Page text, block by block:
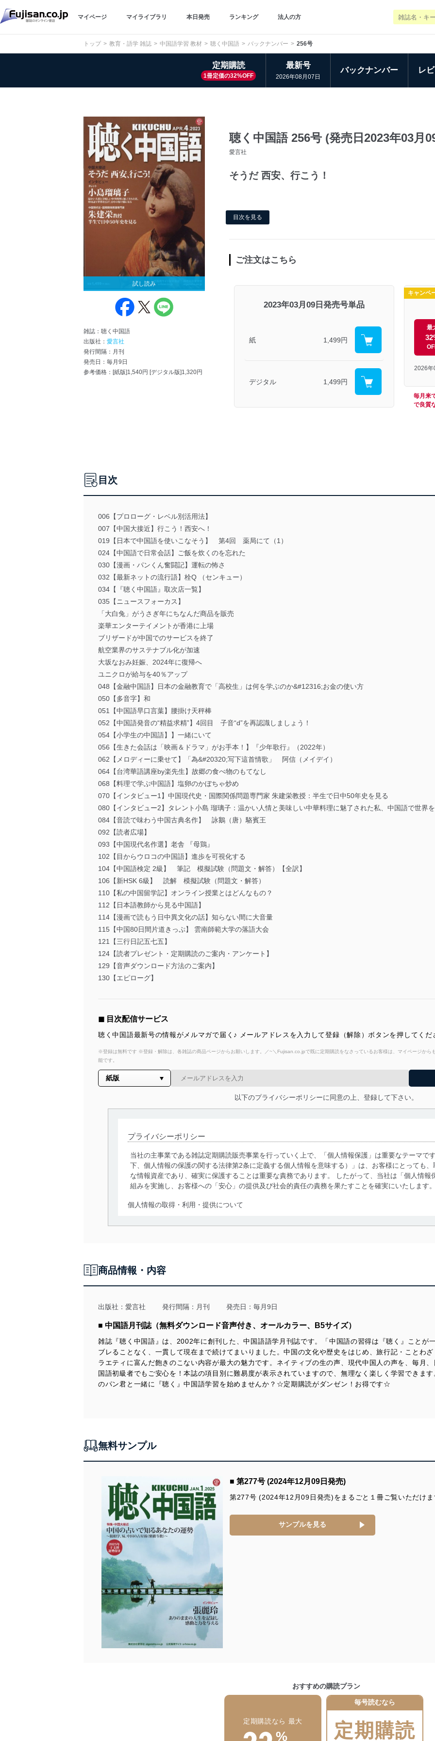
マイページ マイライブラリ 本日発売 ランキング 法人の方
トップ 教育・語学 雑誌 中国語学習 教材 聴く中国語 バックナンバー 256号
定期購読
1冊定価の32%OFF
最新号
2026年08月07日
バックナンバー レ
試し読み
雑誌：聴く中国語
出版社： 愛言社
発行間隔：月刊
発売日：毎月9日
参考価格：[紙版]1,540円 [デジタル版]1,320円
聴く中国語 256号 (発売日2023年03月
愛言社
そうだ 西安、行こう！
目次を見る
ご注文はこちら
2023年03月09日発売号単品
紙 1,499円
デジタル 1,499円
キャンペ
最
2026年
毎月来
で良質
目次
006【プロローグ・レベル別活用法】
007【中国大接近】行こう！西安へ！
019【日本で中国語を使いこなそう】 第4回 薬局にて（1）
024【中国語で日常会話】ご飯を炊くのを忘れた
030【漫画・パンくん奮闘記】運転の怖さ
032【最新ネットの流行語】栓Q （センキュー）
034【『聴く中国語』取次店一覧】
035【ニュースフォーカス】
「大白兔」がうさぎ年にちなんだ商品を販売
楽華エンターテイメントが香港に上場
ブリザードが中国でのサービスを終了
航空業界のサステナブル化が加速
大坂なおみ妊娠、2024年に復帰へ
ユニクロが給与を40％アップ
048【金融中国語】日本の金融教育で「高校生」は何を学ぶのか&#12316;お金の使い方
050【多音字】和
051【中国語早口言葉】腰掛け天秤棒
052【中国語発音の“精益求精”】4回目 子音“d”を再認識しましょう！
054【小学生の中国語】】一緒にいて
056【生きた会話は「映画＆ドラマ」がお手本！】『少年歌行』（2022年）
062【メロディーに乗せて】「為&#20320;写下這首情歌」 阿信（メイデイ）
064【台湾華語講座by楽先生】故郷の食べ物のもてなし
068【料理で学ぶ中国語】塩卵のかぼちゃ炒め
070【インタビュー1】中国現代史・国際関係問題専門家 朱建栄教授：半生で日中50年史を見る
080【インタビュー2】タレント小島 瑠璃子：温かい人情と美味しい中華料理に魅了された私、中国語で世界
084【音読で味わう中国古典名作】 詠鵝（唐）駱賓王
092【読者広場】
093【中国現代名作選】老舎 『母鶏』
102【目からウロコの中国語】進歩を可視化する
104【中国語検定 2級】 筆記 模擬試験（問題文・解答）【全訳】
106【新HSK 6級】 読解 模擬試験（問題文・解答）
110【私の中国留学記】オンライン授業とはどんなもの？
112【日本語教師から見る中国語】
114【漫画で読もう日中異文化の話】知らない間に大音量
115【中国80日間片道きっぷ】 雲南師範大学の落語大会
121【三行日記五七五】
124【読者プレゼント・定期購読のご案内・アンケート】
129【音声ダウンロード方法のご案内】
130【エピローグ】
◼︎ 目次配信サービス
聴く中国語最新号の情報がメルマガで届く♪ メールアドレスを入力して登録（解除）ボタンを押してくだ
※登録は無料です ※登録・解除は、各雑誌の商品ページからお願いします。／~＼Fujisan.co.jpで既に定期購読をなさっているお客様は、マイページから
能です。
以下のプライバシーポリシーに同意の上、登録して下さい。
プライバシーポリシー
当社の主事業である雑誌定期購読販売事業を行っていく上で、「個人情報保護」は重要なテーマで
下、個人情報の保護の関する法律第2条に定義する個人情報を意味する）」は、お客様にとっても
な情報資産であり、確実に保護することは重要な責務であります。 したがって、当社は「個人情報
組みを実施し、お客様への「安心」の提供及び社会的責任の責務を果たすことを確実にいたします。
個人情報の取得・利用・提供について
当社は、個人情報の取得・利用・提供に際して、その利用目的を明確にし、本人の同意を得たうえ
法令遵守
令及びその他の規範を常に適合させます。
個人情報の安全管理措置
当社は、個人情報の正確性及び安全性を確保するために、下記セキュリティ対策をはじめとする安
漏えい、滅失またはき損の防止及び是正に努めます。
アクセス制御
個人データを取り扱うことのできる機器及び当該機器を取り扱う従業者を明確化し、 個人デ
しています。
外部からの不正アクセス等の防止
情報システムの使用に伴う漏洩等の防止
メール等により個人データの含まれるファイルを送信する場合に、当該ファイルへのパスワー
個人情報保護マネジメントシステムの継続的改善
当社は、内部監査及びマネジメントレビューの機会を通じて、個人情報保護マネジメントシステム
の状態を維持します。
苦情及び相談受付け窓口
貴殿の個人情報及び当社の個人情報保護マネジメントシステムに関するご相談及び苦情については
適切、かつ迅速に対応させていただきます。
株式会社富士山マガジンサービス 個人情報問い合わせ係
FAX：03-5459-7073
商品情報・内容
出版社： 愛言社 発行間隔：月刊 発売日：毎月9日
■ 中国語月刊誌（無料ダウンロード音声付き、オールカラー、B5サイズ）
雑誌『聴く中国語』は、2002年に創刊した、中国語語学月刊誌です。「中国語の習得は『聴く』ことが
ブレることなく、一貫して現在まで続けてまいりました。中国の文化や歴史をはじめ、旅行記・ことわ
ラエティに富んだ飽きのこない内容が最大の魅力です。ネイティブの生の声、現代中国人の声を、毎月
国語初級者でもご安心を！本誌の項目別に難易度が表示されていますので、無理なく楽しく学習できま
のパン君と一緒に『聴く』中国語学習を始めませんか？☆定期購読がダンゼン！お得です☆
無料サンプル
■ 第277号 (2024年12月09日発売)
第277号 (2024年12月09日発売)をまるごと１冊ご覧いただけま
サンプルを見る
おすすめの購読プラン
定期購読なら 最大
%
毎号読むなら
定期購読